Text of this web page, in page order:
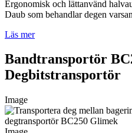
Ergonomisk och lättanvänd
Daub som behandlar degen
Läs mer
Bandtransportör
Degbitstransportör
Image